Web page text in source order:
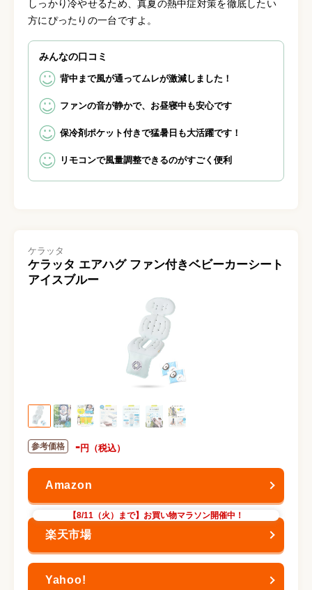
しっかり冷やせるため、真夏の熱中症対策を徹底したい
方にぴったりの一台ですよ。
みんなの口コミ
背中まで風が通ってムレが激減しました！
ファンの音が静かで、お昼寝中も安心です
保冷剤ポケット付きで猛暑日も大活躍です！
リモコンで風量調整できるのがすごく便利
ケラッタ
ケラッタ エアハグ ファン付きベビーカーシート
アイスブルー
-
【8/11（火）まで】お買い物マラソン開催中！